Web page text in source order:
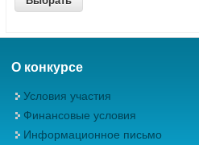
О конкурсе
Условия участия
Финансовые условия
Информационное письмо